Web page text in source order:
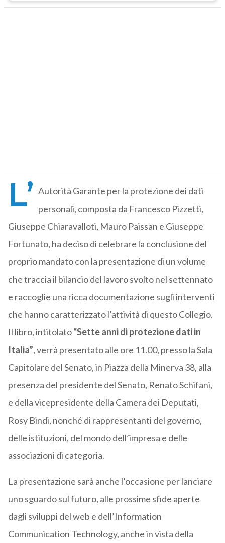
L’ Autorità Garante per la protezione dei dati
personali, composta da Francesco Pizzetti,
Giuseppe Chiaravalloti, Mauro Paissan e Giuseppe
Fortunato, ha deciso di celebrare la conclusione del
proprio mandato con la presentazione di un volume
che traccia il bilancio del lavoro svolto nel settennato
e raccoglie una ricca documentazione sugli interventi
che hanno caratterizzato l’attività di questo Collegio.
Il libro, intitolato“Sette anni di protezione dati in
Italia”, verrà presentato alle ore 11.00, presso la Sala
Capitolare del Senato, in Piazza della Minerva 38, alla
presenza del presidente del Senato, Renato Schifani,
e della vicepresidente della Camera dei Deputati,
Rosy Bindi, nonché di rappresentanti del governo,
delle istituzioni, del mondo dell’impresa e delle
associazioni di categoria.
La presentazione sarà anche l’occasione per lanciare
uno sguardo sul futuro, alle prossime sfide aperte
dagli sviluppi del web e dell’Information
Communication Technology, anche in vista della